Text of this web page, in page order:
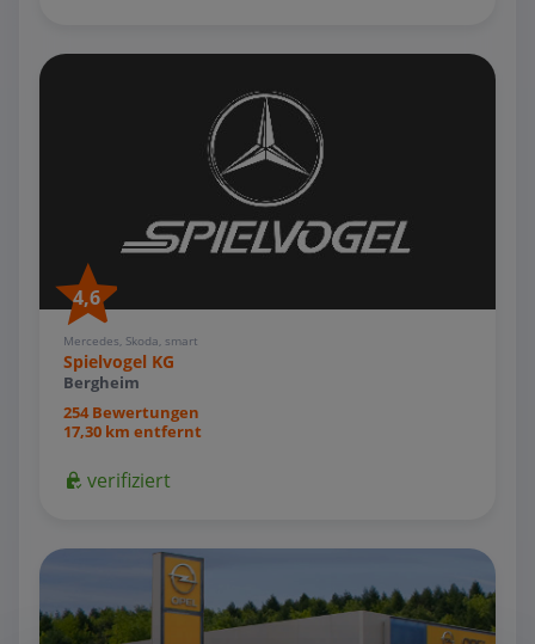
4,6
Mercedes, Skoda, smart
Spielvogel KG
Bergheim
254 Bewertungen
17,30 km entfernt
verifiziert